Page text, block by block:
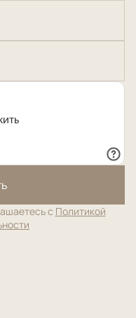
с Политикой